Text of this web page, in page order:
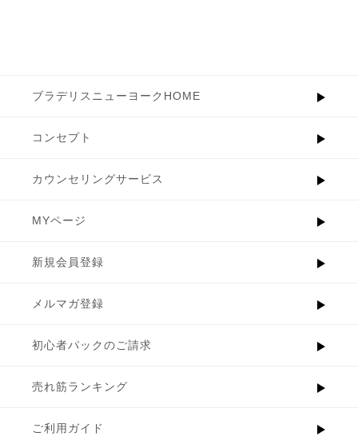
ブラデリスニューヨークHOME
コンセプト
カウンセリングサービス
MYページ
新規会員登録
メルマガ登録
初心者パックのご請求
売れ筋ランキング
ご利用ガイド